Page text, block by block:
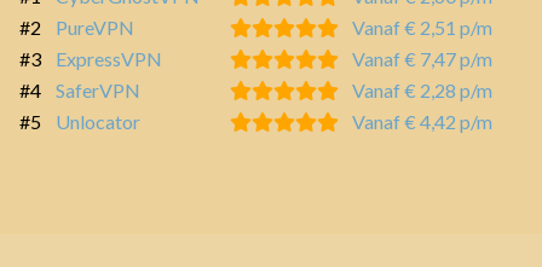
#2
PureVPN
Vanaf € 2,51 p/m
#3
ExpressVPN
Vanaf € 7,47 p/m
#4
SaferVPN
Vanaf € 2,28 p/m
#5
Unlocator Vanaf € 4,42 p/m